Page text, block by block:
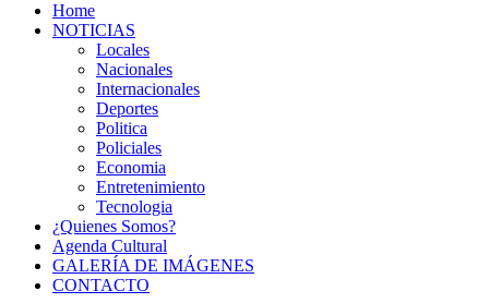
Home
NOTICIAS
Locales
Nacionales
Internacionales
Deportes
Politica
Policiales
Economia
Entretenimiento
Tecnologia
¿Quienes Somos?
Agenda Cultural
GALERÍA DE IMÁGENES
CONTACTO